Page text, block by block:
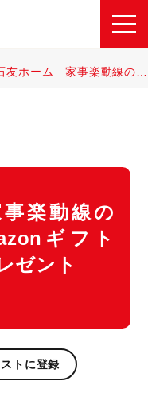
ホーム 家事楽動線の家】 Amazonギフト券 最大5千円プレゼント
楽動線の
ギフト
ント
トに登録